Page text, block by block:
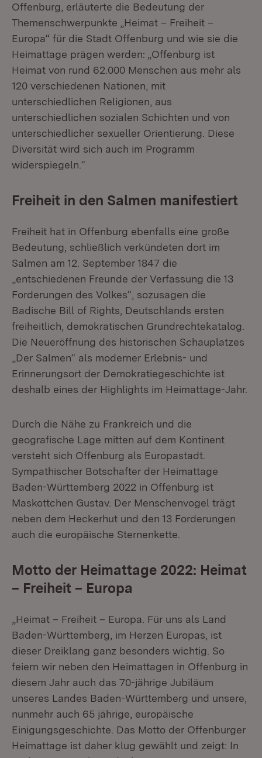
Offenburg, erläuterte die Bedeutung der
Themenschwerpunkte „Heimat – Freiheit –
Europa“ für die Stadt Offenburg und wie sie die
Heimattage prägen werden: „Offenburg ist
Heimat von rund 62.000 Menschen aus mehr als
120 verschiedenen Nationen, mit
unterschiedlichen Religionen, aus
unterschiedlichen sozialen Schichten und von
unterschiedlicher sexueller Orientierung. Diese
Diversität wird sich auch im Programm
widerspiegeln.“
Freiheit in den Salmen manifestiert
Freiheit hat in Offenburg ebenfalls eine große
Bedeutung, schließlich verkündeten dort im
Salmen am 12. September 1847 die
„entschiedenen Freunde der Verfassung die 13
Forderungen des Volkes“, sozusagen die
Badische Bill of Rights, Deutschlands ersten
freiheitlich, demokratischen Grundrechtekatalog.
Die Neueröffnung des historischen Schauplatzes
„Der Salmen“ als moderner Erlebnis- und
Erinnerungsort der Demokratiegeschichte ist
deshalb eines der Highlights im Heimattage-Jahr.
Durch die Nähe zu Frankreich und die
geografische Lage mitten auf dem Kontinent
versteht sich Offenburg als Europastadt.
Sympathischer Botschafter der Heimattage
Baden-Württemberg 2022 in Offenburg ist
Maskottchen Gustav. Der Menschenvogel trägt
neben dem Heckerhut und den 13 Forderungen
auch die europäische Sternenkette.
Motto der Heimattage 2022: Heimat
– Freiheit – Europa
„Heimat – Freiheit – Europa. Für uns als Land
Baden-Württemberg, im Herzen Europas, ist
dieser Dreiklang ganz besonders wichtig. So
feiern wir neben den Heimattagen in Offenburg in
diesem Jahr auch das 70-jährige Jubiläum
unseres Landes Baden-Württemberg und unsere,
nunmehr auch 65 jährige, europäische
Einigungsgeschichte. Das Motto der Offenburger
Heimattage ist daher klug gewählt und zeigt: In